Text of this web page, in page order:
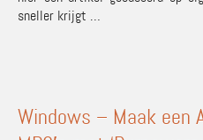
sneller krijgt …
Windows – Maak een